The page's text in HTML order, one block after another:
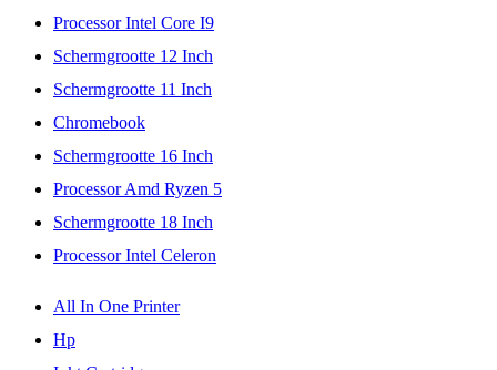
Processor Intel Core I9
Schermgrootte 12 Inch
Schermgrootte 11 Inch
Chromebook
Schermgrootte 16 Inch
Processor Amd Ryzen 5
Schermgrootte 18 Inch
Processor Intel Celeron
All In One Printer
Hp